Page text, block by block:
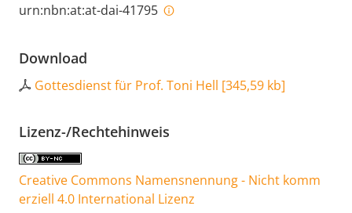
urn:nbn:at:at-dai-41795
Download
Gottesdienst für Prof. Toni Hell [345,59 kb]
Lizenz-/Rechtehinweis
Creative Commons Namensnennung - Nicht komm
erziell 4.0 International Lizenz